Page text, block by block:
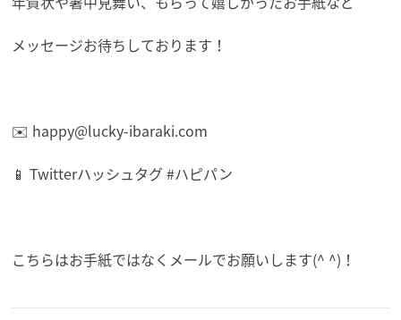
メッセージお待ちしております！
✉️ happy@lucky-ibaraki.com
📱 Twitterハッシュタグ #ハピパン
こちらはお手紙ではなくメールでお願いします(^ ^)！